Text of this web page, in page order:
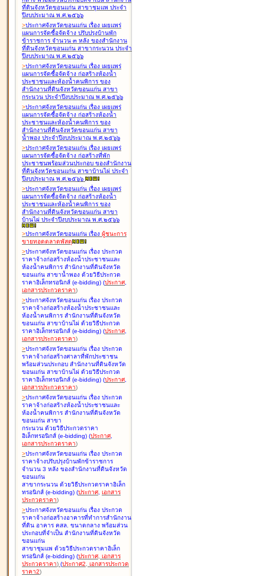
ที่ดินจังหวัดขอนแก่น สาขาชุมแพ ประจำ
ปีงบประมาณ พ.ศ.๒๕๖๖
>ประกาศจังหวัดขอนแก่น เรื่อง เผยแพร่
แผนการจัดซื้อจัดจ้าง ปรับปรุงบ้านพัก
ข้าราชการ จำนวน ๓ หลัง ของสำนักงาน
ที่ดินจังหวัดขอนแก่น สาขากระนวน ประจำ
ปีงบประมาณ พ.ศ.๒๕๖๖
>ประกาศจังหวัดขอนแก่น เรื่อง เผยแพร่
แผนการจัดซื้อจัดจ้าง ก่อสร้างห้องน้ำ
ประชาชนและห้องน้ำคนพิการ ของ
สำนักงานที่ดินจังหวัดขอนแก่น สาขา
กระนวน ประจำปีงบประมาณ พ.ศ.๒๕๖๖
>ประกาศจังหวัดขอนแก่น เรื่อง เผยแพร่
แผนการจัดซื้อจัดจ้าง ก่อสร้างห้องน้ำ
ประชาชนและห้องน้ำคนพิการ ของ
สำนักงานที่ดินจังหวัดขอนแก่น สาขา
น้ำพอง ประจำปีงบประมาณ พ.ศ.๒๕๖๖
>ประกาศจังหวัดขอนแก่น เรื่อง เผยแพร่
แผนการจัดซื้อจัดจ้าง ก่อสร้างที่พัก
ประชาชนพร้อมส่วนประกอบ ของสำนักงาน
ที่ดินจังหวัดขอนแก่น สาขาบ้านไผ่ ประจำ
ปีงบประมาณ พ.ศ.๒๕๖๖
>ประกาศจังหวัดขอนแก่น เรื่อง เผยแพร่
แผนการจัดซื้อจัดจ้าง ก่อสร้างห้องน้ำ
ประชาชนและห้องน้ำคนพิการ ของ
สำนักงานที่ดินจังหวัดขอนแก่น สาขา
บ้านไผ่ ประจำปีงบประมาณ พ.ศ.๒๕๖๖
>ประกาศจังหวัดขอนแก่น เรื่อง ผู้ชนะการ
ขายทอดตลาดพัสดุ
>ประกาศจังหวัดขอนแก่น เรื่อง ประกวด
ราคาจ้างก่อสร้างห้องน้ำประชาชนและ
ห้องน้ำคนพิการ สำนักงานที่ดินจังหวัด
ขอนแก่น สาขาน้ำพอง ด้วยวิธีประกวด
ราคาอิเล็กทรอนิกส์ (e-bidding) (ประกาศ,
เอกสารประกวดราคา)
>ประกาศจังหวัดขอนแก่น เรื่อง ประกวด
ราคาจ้างก่อสร้างห้องน้ำประชาชนและ
ห้องน้ำคนพิการ สำนักงานที่ดินจังหวัด
ขอนแก่น สาขาบ้านไผ่ ด้วยวิธีประกวด
ราคาอิเล็กทรอนิกส์ (e-bidding) (ประกาศ,
เอกสารประกวดราคา)
>ประกาศจังหวัดขอนแก่น เรื่อง ประกวด
ราคาจ้างก่อสร้างศาลาที่พักประชาชน
พร้อมส่วนประกอบ สำนักงานที่ดินจังหวัด
ขอนแก่น สาขาบ้านไผ่ ด้วยวิธีประกวด
ราคาอิเล็กทรอนิกส์ (e-bidding) (ประกาศ,
เอกสารประกวดราคา)
>ประกาศจังหวัดขอนแก่น เรื่อง ประกวด
ราคาจ้างก่อสร้างห้องน้ำประชาชนและ
ห้องน้ำคนพิการ สำนักงานที่ดินจังหวัด
ขอนแก่น สาขา
กระนวน ด้วยวิธีประกวดราคา
อิเล็กทรอนิกส์ (e-bidding) (ประกาศ,
เอกสารประกวดราคา)
>ประกาศจังหวัดขอนแก่น เรื่อง ประกวด
ราคาจ้างปรับปรุงบ้านพักข้าราชการ
จำนวน 3 หลัง ของสำนักงานที่ดินจังหวัด
ขอนแก่น
สาขากระนวน ด้วยวิธีประกวดราคาอิเล็ก
ทรอนิกส์ (e-bidding) (ประกาศ, เอกสาร
ประกวดราคา)
>ประกาศจังหวัดขอนแก่น เรื่อง ประกวด
ราคาจ้างก่อสร้างอาคารที่ทำการสำนักงาน
ที่ดิน อาคาร คสล. ขนาดกลาง พร้อมส่วน
ประกอบที่จำเป็น สำนักงานที่ดินจังหวัด
ขอนแก่น
สาขาชุมแพ ด้วยวิธีประกวดราคาอิเล็ก
ทรอนิกส์ (e-bidding) (ประกาศ, เอกสาร
ประกวดราคา) (ประกาศ2, เอกสารประกวด
ราคา2)